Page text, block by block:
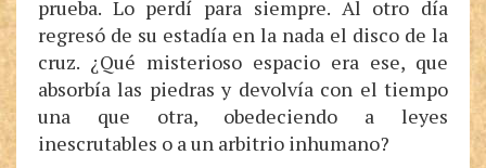
prueba. Lo perdí para siempre. Al otro día
regresó de su estadía en la nada el disco de la
cruz. ¿Qué misterioso espacio era ese, que
absorbía las piedras y devolvía con el tiempo
una que otra, obedeciendo a leyes
inescrutables o a un arbitrio inhumano?